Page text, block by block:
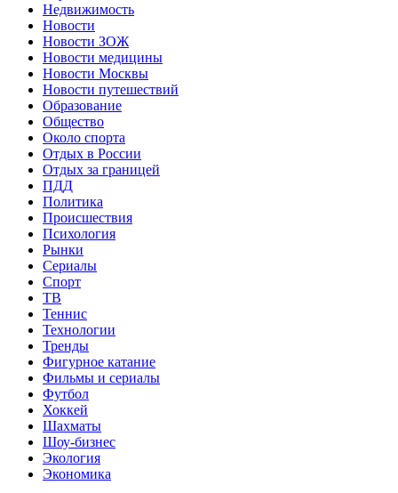
Недвижимость
Новости
Новости ЗОЖ
Новости медицины
Новости Москвы
Новости путешествий
Образование
Общество
Около спорта
Отдых в России
Отдых за границей
ПДД
Политика
Происшествия
Психология
Рынки
Сериалы
Спорт
ТВ
Теннис
Технологии
Тренды
Фигурное катание
Фильмы и сериалы
Футбол
Хоккей
Шахматы
Шоу-бизнес
Экология
Экономика